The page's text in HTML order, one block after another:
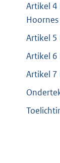
Artikel 4
Hoornes
Artikel 5
Artikel 6
Artikel